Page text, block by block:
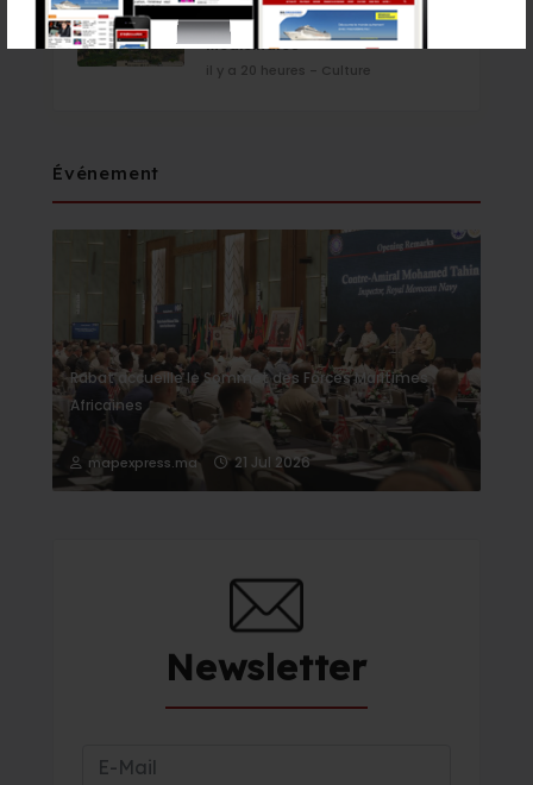
des Plantes Aromatiques et
Médicinales
il y a 20 heures - Culture
Événement
Rabat accueille le Sommet des Forces Maritimes
Africaines
mapexpress.ma 21 Jul 2026
Newsletter